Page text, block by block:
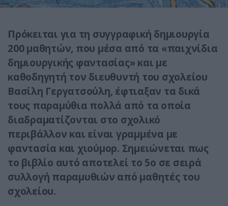
Πρόκειται για τη συγγραφική δημιουργία
200 μαθητών, που μέσα από τα «παιχνίδια
δημιουργικής φαντασίας» και με
καθοδηγητή τον διευθυντή του σχολείου
Βασίλη Γεργατσούλη, έφτιαξαν τα δικά
τους παραμύθια πολλά από τα οποία
διαδραματίζονται στο σχολικό
περιβάλλον και είναι γραμμένα με
φαντασία και χιούμορ. Σημειώνεται πως
το βιβλίο αυτό αποτελεί το 5ο σε σειρά
συλλογή παραμυθιών από μαθητές του
σχολείου.